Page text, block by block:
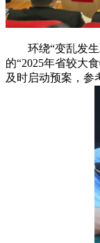
环绕“变乱发生取
的“2025年省较大
及时启动预案，参